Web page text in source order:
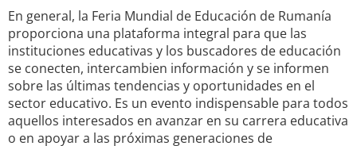
En general, la Feria Mundial de Educación de Rumanía
proporciona una plataforma integral para que las
instituciones educativas y los buscadores de educación
se conecten, intercambien información y se informen
sobre las últimas tendencias y oportunidades en el
sector educativo. Es un evento indispensable para todos
aquellos interesados en avanzar en su carrera educativa
o en apoyar a las próximas generaciones de